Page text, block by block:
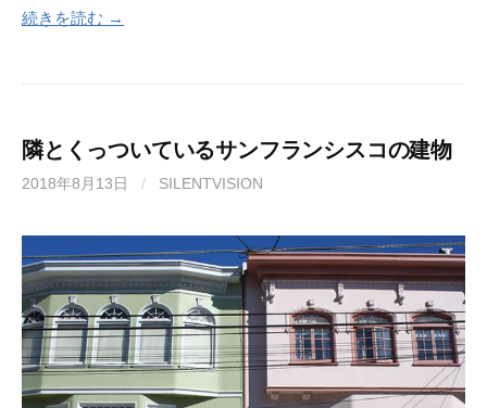
続きを読む →
隣とくっついているサンフランシスコの建物
2018年8月13日 / SILENTVISION